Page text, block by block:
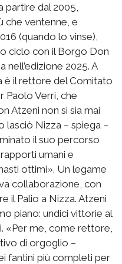
dal 2005,
che ventenne, e
(quando lo vinse),
ciclo con il Borgo Don
2025. A
è il rettore del Comitato
Paolo Verri, che
Atzeni non si sia mai
Nizza – spiega –
il suo percorso
umani e
ottimi». Un legame
collaborazione, con
il Palio a Nizza. Atzeni
piano: undici vittorie al
«Per me, come rettore,
di orgoglio –
fantini più completi per